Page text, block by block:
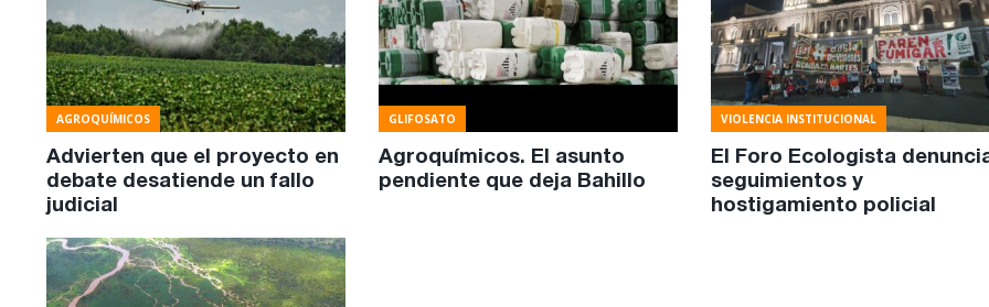
AGROQUÍMICOS
Advierten que el proyecto en
debate desatiende un fallo
judicial
GLIFOSATO
Agroquímicos. El asunto
pendiente que deja Bahillo
VIOLENCIA INSTITUCIONAL
El Foro Ecologista
seguimientos y
hostigamiento policial